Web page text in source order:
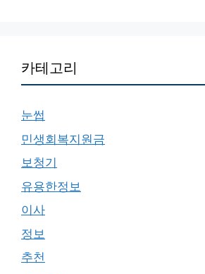
카테고리
눈썹
민생회복지원금
보청기
유용한정보
이사
정보
추천